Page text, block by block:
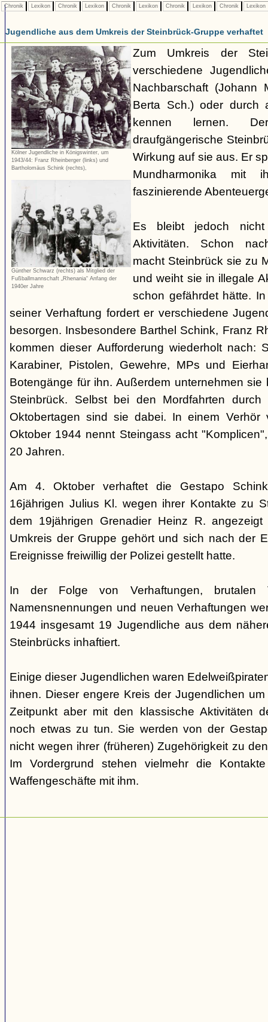
Chronik Lexikon Chronik Lexikon Chronik Lexikon Chronik Lexikon Chronik Lexikon
Jugendliche aus dem Umkreis der Steinbrück-Gruppe verhaftet
Kölner Jugendliche in Königswinter, um
1943/44: Franz Rheinberger (links) und
Bartholomäus Schink (rechts),
Günther Schwarz (rechts) als Mitglied der
Fußballmannschaft „Rhenania“ Anfang der
1940er Jahre
Zum Umkreis der
verschiedene
Nachbarschaft (Johann
Berta Sch.) oder durch
kennen lernen.
draufgängerische
Wirkung auf sie aus. Er
Mundharmonika mit
faszinierende
Es bleibt jedoch
Aktivitäten. Schon
macht Steinbrück sie zu
und weiht sie in illegale
schon gefährdet hätte.
seiner Verhaftung fordert er verschiedene
besorgen. Insbesondere Barthel Schink, Franz
kommen dieser Aufforderung wiederholt nach:
Karabiner, Pistolen, Gewehre, MPs und
Botengänge für ihn. Außerdem unternehmen sie
Steinbrück. Selbst bei den Mordfahrten
Oktobertagen sind sie dabei. In einem
Oktober 1944 nennt Steingass acht
20 Jahren.
Am 4. Oktober verhaftet die Gestapo
16jährigen Julius Kl. wegen ihrer Kontakte zu
dem 19jährigen Grenadier Heinz R.
Umkreis der Gruppe gehört und sich nach der
Ereignisse freiwillig der Polizei gestellt hatte.
In der Folge von Verhaftungen, brutalen
Namensnennungen und neuen Verhaftungen
1944 insgesamt 19 Jugendliche aus dem
Steinbrücks inhaftiert.
Einige dieser Jugendlichen waren
ihnen. Dieser engere Kreis der Jugendlichen
Zeitpunkt aber mit den klassische Aktivitäten
noch etwas zu tun. Sie werden von der
nicht wegen ihrer (früheren) Zugehörigkeit zu
Im Vordergrund stehen vielmehr die
Waffengeschäfte mit ihm.